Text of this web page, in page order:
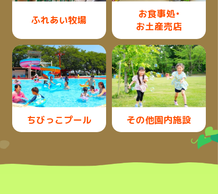
ふれあい牧場
お食事処・
お土産売店
ちびっこプール その他園内施設